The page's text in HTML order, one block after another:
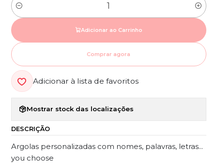
Quantidade
Adicionar ao Carrinho
Comprar agora
Adicionar à lista de favoritos
Mostrar stock das localizações
DESCRIÇÃO
Argolas personalizadas com nomes, palavras, letras...
you choose